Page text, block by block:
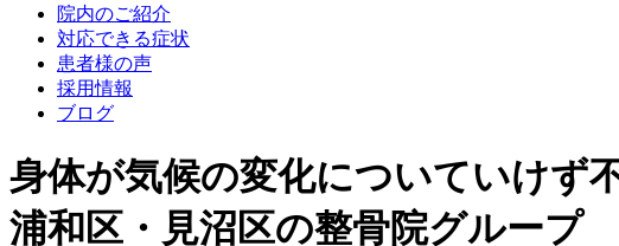
院内のご紹介
対応できる症状
患者様の声
採用情報
ブログ
身体が気候の変化についていけず
浦和区・見沼区の整骨院グループ